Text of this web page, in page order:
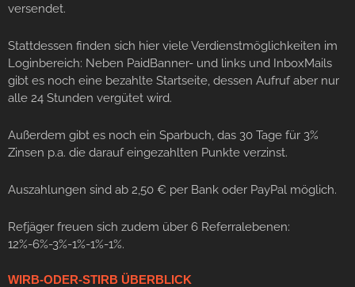
versendet.
Stattdessen finden sich hier viele Verdienstmöglichkeiten im
Loginbereich: Neben PaidBanner- und links und InboxMails
gibt es noch eine bezahlte Startseite, dessen Aufruf aber nur
alle 24 Stunden vergütet wird.
Außerdem gibt es noch ein Sparbuch, das 30 Tage für 3%
Zinsen p.a. die darauf eingezahlten Punkte verzinst.
Auszahlungen sind ab 2,50 € per Bank oder PayPal möglich.
Refjäger freuen sich zudem über 6 Referralebenen:
12%-6%-3%-1%-1%-1%.
WIRB-ODER-STIRB ÜBERBLICK